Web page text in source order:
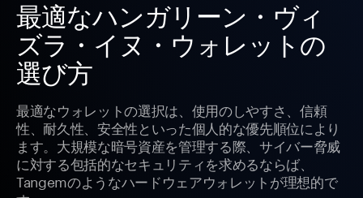
最適なハンガリーン・ヴィ
ズラ・イヌ・ウォレットの
選び方
最適なウォレットの選択は、使用のしやすさ、信頼
性、耐久性、安全性といった個人的な優先順位により
ます。大規模な暗号資産を管理する際、サイバー脅威
に対する包括的なセキュリティを求めるならば、
Tangemのようなハードウェアウォレットが理想的で